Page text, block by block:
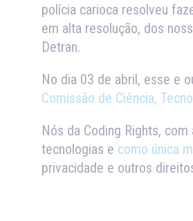
polícia carioca resolveu
em alta resolução, dos
Detran.
No dia 03 de abril, esse e
Comissão de Ciência,
Nós da Coding Rights,
tecnologias e como única
privacidade e outros